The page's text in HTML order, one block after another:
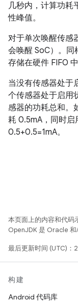
几秒内，计算功耗
性峰值。
对于单次唤醒传感
会唤醒 SoC）。
存储在硬件 FIFO
当没有传感器处于
个传感器处于启用
感器的功耗总和。
耗 0.5mA，同时
0.5+0.5=1mA。
本页面上的内容和代码
OpenJDK 是 Oracle 和
最后更新时间 (UTC)：
构建
Android 代码库